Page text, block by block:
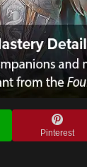
Pinterest